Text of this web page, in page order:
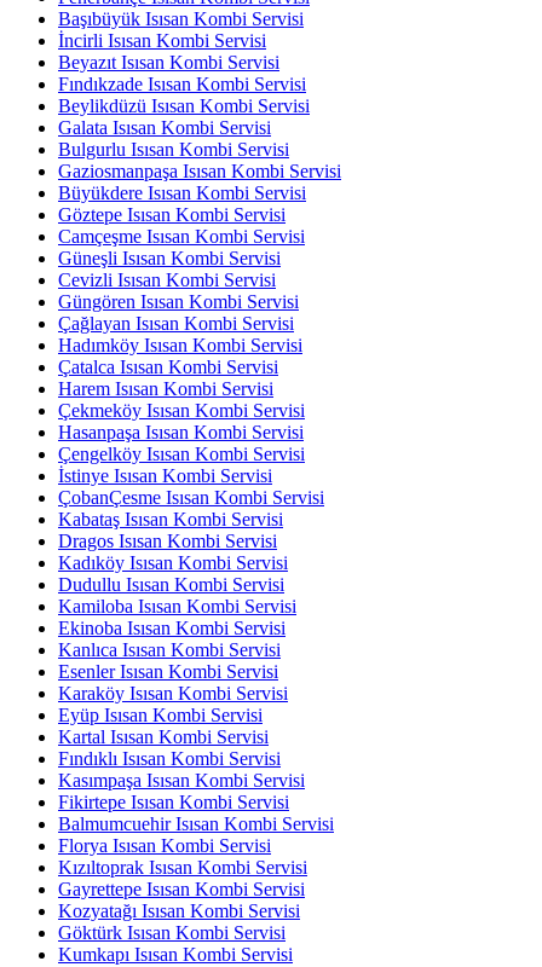
Başıbüyük Isısan Kombi Servisi
İncirli Isısan Kombi Servisi
Beyazıt Isısan Kombi Servisi
Fındıkzade Isısan Kombi Servisi
Beylikdüzü Isısan Kombi Servisi
Galata Isısan Kombi Servisi
Bulgurlu Isısan Kombi Servisi
Gaziosmanpaşa Isısan Kombi Servisi
Büyükdere Isısan Kombi Servisi
Göztepe Isısan Kombi Servisi
Camçeşme Isısan Kombi Servisi
Güneşli Isısan Kombi Servisi
Cevizli Isısan Kombi Servisi
Güngören Isısan Kombi Servisi
Çağlayan Isısan Kombi Servisi
Hadımköy Isısan Kombi Servisi
Çatalca Isısan Kombi Servisi
Harem Isısan Kombi Servisi
Çekmeköy Isısan Kombi Servisi
Hasanpaşa Isısan Kombi Servisi
Çengelköy Isısan Kombi Servisi
İstinye Isısan Kombi Servisi
ÇobanÇesme Isısan Kombi Servisi
Kabataş Isısan Kombi Servisi
Dragos Isısan Kombi Servisi
Kadıköy Isısan Kombi Servisi
Dudullu Isısan Kombi Servisi
Kamiloba Isısan Kombi Servisi
Ekinoba Isısan Kombi Servisi
Kanlıca Isısan Kombi Servisi
Esenler Isısan Kombi Servisi
Karaköy Isısan Kombi Servisi
Eyüp Isısan Kombi Servisi
Kartal Isısan Kombi Servisi
Fındıklı Isısan Kombi Servisi
Kasımpaşa Isısan Kombi Servisi
Fikirtepe Isısan Kombi Servisi
Balmumcuehir Isısan Kombi Servisi
Florya Isısan Kombi Servisi
Kızıltoprak Isısan Kombi Servisi
Gayrettepe Isısan Kombi Servisi
Kozyatağı Isısan Kombi Servisi
Göktürk Isısan Kombi Servisi
Kumkapı Isısan Kombi Servisi